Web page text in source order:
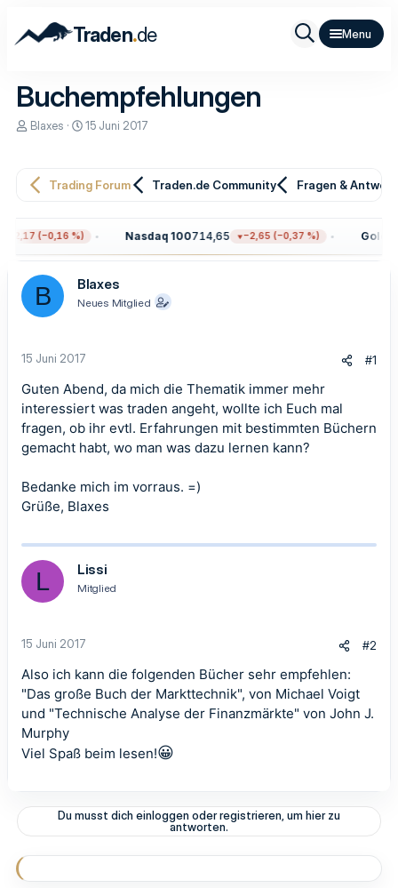
Traden.de
Buchempfehlungen
E
e
r
Blaxes
E
e
m
15 Juni 2017
Trading Forum Traden.de Community Fragen &
(−0,16 %) Nasdaq 100714,65 −2,65 (−0,37 %) Gold
B Blaxes
Neues Mitglied
15 Juni 2017 #1
Guten Abend, da mich die Thematik immer mehr
interessiert was traden angeht, wollte ich Euch mal
fragen, ob ihr evtl. Erfahrungen mit bestimmten Büchern
gemacht habt, wo man was dazu lernen kann?
Bedanke mich im vorraus. =)
Grüße, Blaxes
L Lissi
Mitglied
15 Juni 2017 #2
Also ich kann die folgenden Bücher sehr empfehlen:
"Das große Buch der Markttechnik", von Michael Voigt
und "Technische Analyse der Finanzmärkte" von John J.
Murphy
Viel Spaß beim lesen!😀
Du musst dich einloggen oder registrieren, um hier zu
antworten.